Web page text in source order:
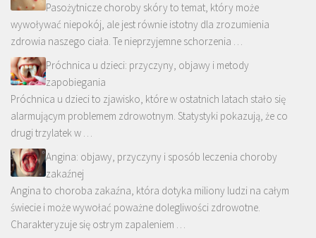
Pasożytnicze choroby skóry to temat, który może
wywoływać niepokój, ale jest równie istotny dla zrozumienia
zdrowia naszego ciała. Te nieprzyjemne schorzenia …
Próchnica u dzieci: przyczyny, objawy i metody
zapobiegania
Próchnica u dzieci to zjawisko, które w ostatnich latach stało się
alarmującym problemem zdrowotnym. Statystyki pokazują, że co
drugi trzylatek w …
Angina: objawy, przyczyny i sposób leczenia choroby
zakaźnej
Angina to choroba zakaźna, która dotyka miliony ludzi na całym
świecie i może wywołać poważne dolegliwości zdrowotne.
Charakteryzuje się ostrym zapaleniem …